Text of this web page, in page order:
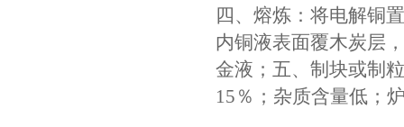
四、熔炼：将电解铜
内铜液表面覆木炭层
金液；五、制块或制
15％；杂质含量低；